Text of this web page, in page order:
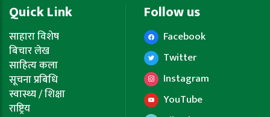
Quick Link
साहारा विशेष
बिचार लेख
साहित्य कला
सूचना प्रबिधि
स्वास्थ्य / शिक्षा
राष्ट्रिय
Follow us
Facebook
Twitter
Instagram
YouTube